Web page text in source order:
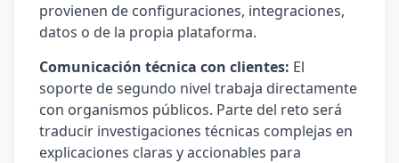
provienen de configuraciones, integraciones,
datos o de la propia plataforma.
Comunicación técnica con clientes: El
soporte de segundo nivel trabaja directamente
con organismos públicos. Parte del reto será
traducir investigaciones técnicas complejas en
explicaciones claras y accionables para